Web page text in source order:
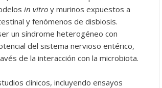
in vitro y murinos expuestos a
y fenómenos de disbiosis.
un síndrome heterogéneo con
del sistema nervioso entérico,
de la interacción con la microbiota.
clínicos, incluyendo ensayos